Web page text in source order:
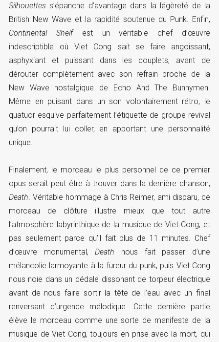
Silhouettes s’épanche d’avantage dans la légèreté de la
British New Wave et la rapidité soutenue du Punk. Enfin,
Continental Shelfest un véritable chef d’œuvre
indescriptible où Viet Cong sait se faire angoissant,
asphyxiant et puissant dans les couplets, avant de
dérouter complètement avec son refrain proche de la
New Wave nostalgique de Echo And The Bunnymen.
Même en puisant dans un son volontairement rétro, le
quatuor esquive parfaitement l’étiquette de groupe revival
qu’on pourrait lui coller, en apportant une personnalité
unique.
Finalement, le morceau le plus personnel de ce premier
opus serait peut être à trouver dans la dernière chanson,
Death. Véritable hommage à Chris Reimer, ami disparu, ce
morceau de clôture illustre mieux que tout autre
l’atmosphère labyrinthique de la musique de Viet Cong, et
pas seulement parce qu’il fait plus de 11 minutes. Chef
d’œuvre monumental,Death nous fait passer d’une
mélancolie larmoyante à la fureur du punk, puis Viet Cong
nous noie dans un dédale dissonant de torpeur électrique
avant de nous faire sortir la tête de l’eau avec un final
renversant d’urgence mélodique. Cette dernière partie
élève le morceau comme une sorte de manifeste de la
musique de Viet Cong, toujours en prise avec la mort, qui